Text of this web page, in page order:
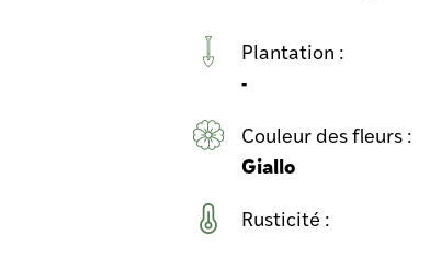
Plantation :
-
Couleur des fleurs :
Giallo
Rusticité :